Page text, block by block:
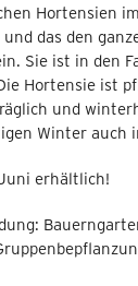
Hortensien
das den
Sie ist in den
Hortensie ist
und
Winter auch
erhältlich!